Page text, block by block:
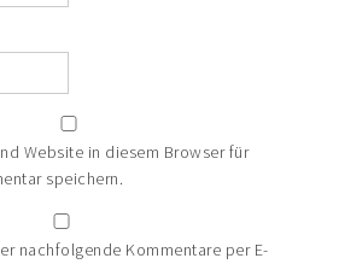
Website in diesem Browser für
speichern.
nachfolgende Kommentare per E-